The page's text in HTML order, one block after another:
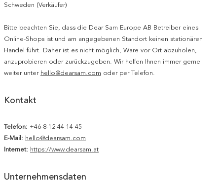
Schweden (Verkäufer)
Bitte beachten Sie, dass die Dear Sam Europe AB Betreiber eines
Online-Shops ist und am angegebenen Standort keinen stationären
Handel führt. Daher ist es nicht möglich, Ware vor Ort abzuholen,
anzuprobieren oder zurückzugeben. Wir helfen Ihnen immer gerne
weiter unter hello@dearsam.com oder per Telefon.
Kontakt
Telefon: +46-8-12 44 14 45
E-Mail: hello@dearsam.com
Internet: https://www.dearsam.at
Unternehmensdaten